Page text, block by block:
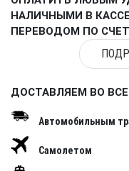
НАЛИЧНЫМИ В
ПЕРЕВОДОМ ПО
ДОСТАВЛЯЕМ ВО
Автомобильным
Самолетом